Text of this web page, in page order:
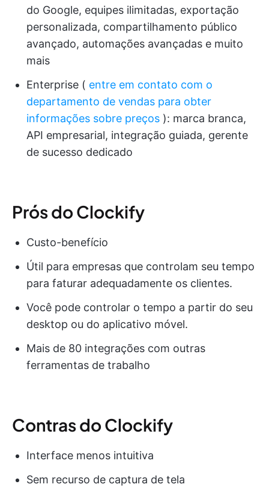
do Google, equipes ilimitadas, exportação
personalizada, compartilhamento público
avançado, automações avançadas e muito
mais
Enterprise ( entre em contato com o
departamento de vendas para obter
informações sobre preços ): marca branca,
API empresarial, integração guiada, gerente
de sucesso dedicado
Prós do Clockify
Custo-benefício
Útil para empresas que controlam seu tempo
para faturar adequadamente os clientes.
Você pode controlar o tempo a partir do seu
desktop ou do aplicativo móvel.
Mais de 80 integrações com outras
ferramentas de trabalho
Contras do Clockify
Interface menos intuitiva
Sem recurso de captura de tela